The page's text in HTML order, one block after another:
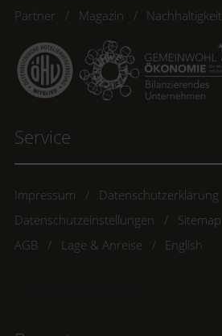
Partner
Magazin Nachhaltigkeit
Service
Impressum
Datenschutzerklärung
Datenschutzeinstellungen
Sitemap
AGB
Lage & Anreise English